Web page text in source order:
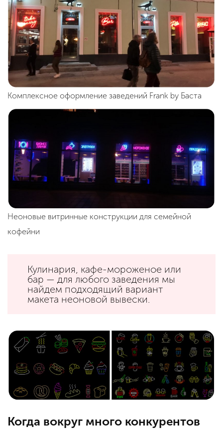
Комплексное оформление заведений Frank by Баста
Неоновые витринные конструкции для семейной
кофейни
Кулинария, кафе-мороженое или
бар — для любого заведения мы
найдем подходящий вариант
макета неоновой вывески.
Когда вокруг много конкурентов